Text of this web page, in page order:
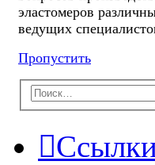
эластомеров
ведущих
Пропустить